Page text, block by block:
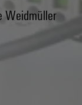
Weidmüller